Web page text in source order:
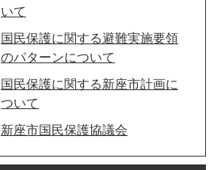
いて
国民保護に関する避難実施要領
のパターンについて
国民保護に関する新座市計画に
ついて
新座市国民保護協議会